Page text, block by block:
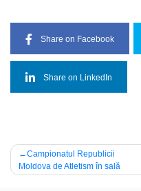
Share on Facebook
Share on LinkedIn
Post
navigation
Campionatul Republicii
Moldova de Atletism în sală